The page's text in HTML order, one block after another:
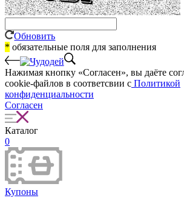
Обновить
* обязательные поля для заполнения
Нажимая кнопку «Согласен», вы даёте
cookie-файлов в соответсвии с Политикой
конфиденциальности
Согласен
Каталог
0
Купоны